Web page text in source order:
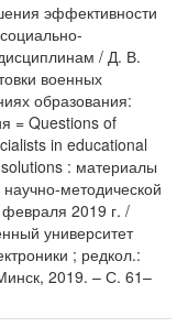
эффективности
/ Д. В.
военных
образования:
= Questions of
in educational
: материалы
методической
2019 г. /
университет
; редкол.:
2019. – С. 61–